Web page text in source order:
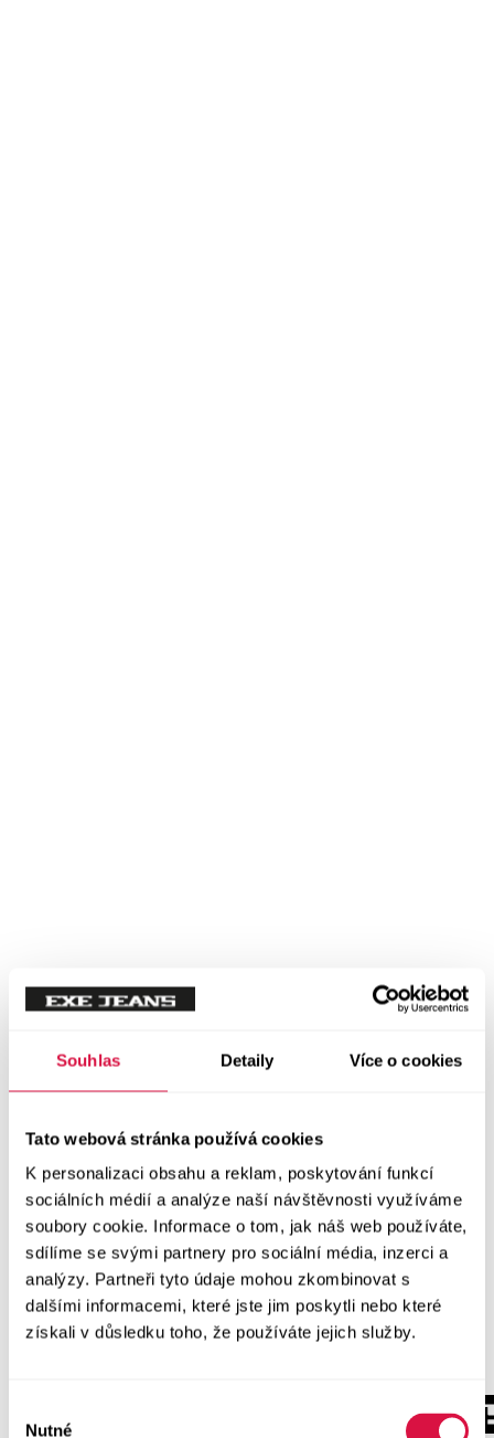
Souhlas Detaily Více o cookies
Tato webová stránka používá cookies
K personalizaci obsahu a reklam, poskytování funkcí
sociálních médií a analýze naší návštěvnosti využíváme
soubory cookie. Informace o tom, jak náš web používáte,
sdílíme se svými partnery pro sociální média, inzerci a
analýzy. Partneři tyto údaje mohou zkombinovat s
dalšími informacemi, které jste jim poskytli nebo které
získali v důsledku toho, že používáte jejich služby.
Nutné